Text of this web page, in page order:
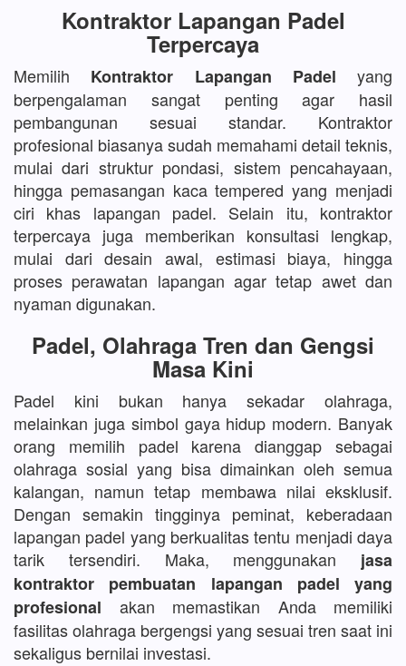
Kontraktor Lapangan Padel
Terpercaya
Memilih Kontraktor Lapangan Padel yang
berpengalaman sangat penting agar hasil
pembangunan sesuai standar. Kontraktor
profesional biasanya sudah memahami detail teknis,
mulai dari struktur pondasi, sistem pencahayaan,
hingga pemasangan kaca tempered yang menjadi
ciri khas lapangan padel. Selain itu, kontraktor
terpercaya juga memberikan konsultasi lengkap,
mulai dari desain awal, estimasi biaya, hingga
proses perawatan lapangan agar tetap awet dan
nyaman digunakan.
Padel, Olahraga Tren dan Gengsi
Masa Kini
Padel kini bukan hanya sekadar olahraga,
melainkan juga simbol gaya hidup modern. Banyak
orang memilih padel karena dianggap sebagai
olahraga sosial yang bisa dimainkan oleh semua
kalangan, namun tetap membawa nilai eksklusif.
Dengan semakin tingginya peminat, keberadaan
lapangan padel yang berkualitas tentu menjadi daya
tarik tersendiri. Maka, menggunakan jasa
kontraktor pembuatan lapangan padel yang
profesional akan memastikan Anda memiliki
fasilitas olahraga bergengsi yang sesuai tren saat ini
sekaligus bernilai investasi.